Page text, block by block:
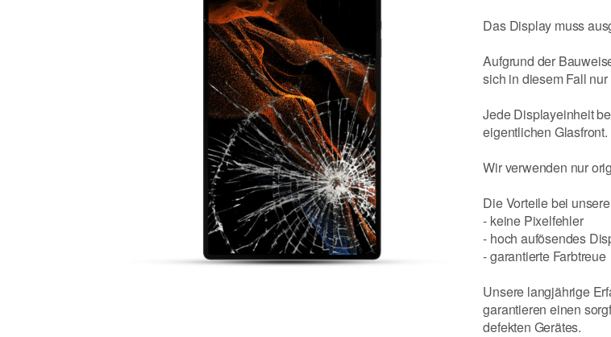
Das Display muss
Aufgrund der
sich in diesem Fall
Jede Displayeinheit
eigentlichen Glasfront.
Wir verwenden nur
Die Vorteile bei
- keine Pixelfehler
- hoch aufösendes
- garantierte Farbtreue
Unsere langjährige
garantieren einen
defekten Gerätes.